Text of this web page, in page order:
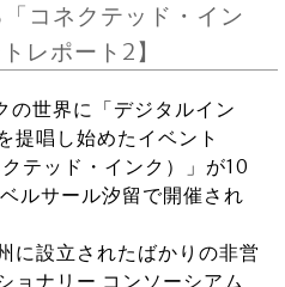
コネクテッド・イン
レポート2】
の世界に「デジタルイン
提唱し始めたイベント
テッド・インク）」が10
ルサール汐留で開催され
に設立されたばかりの非営
ョナリー コンソーシアム